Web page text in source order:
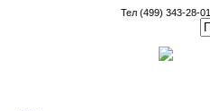
Тел (499) 343-28-01